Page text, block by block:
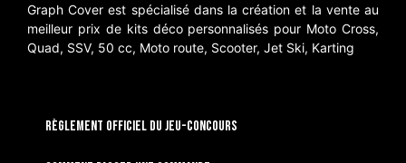
Graph Cover est spécialisé dans la création et la vente au
meilleur prix de kits déco personnalisés pour Moto Cross,
Quad, SSV, 50 cc, Moto route, Scooter, Jet Ski, Karting
RÈGLEMENT OFFICIEL DU JEU-CONCOURS